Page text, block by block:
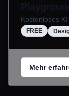
Kostenloses
FREE
Mehr